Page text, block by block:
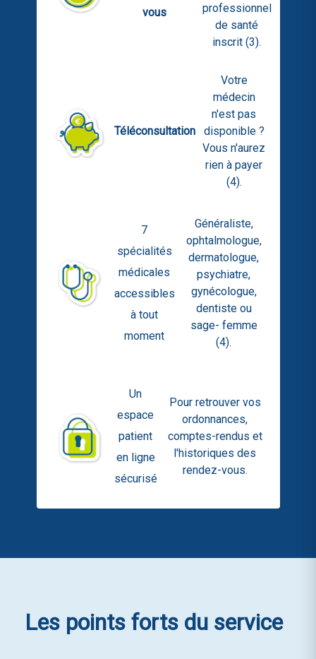
vous
professionnel
de santé
inscrit (3).
Téléconsultation
Votre
médecin
n'est pas
disponible ?
Vous n'aurez
rien à payer
(4).
7
spécialités
médicales
accessibles
à tout
moment
Généraliste,
ophtalmologue,
dermatologue,
psychiatre,
gynécologue,
dentiste ou
sage- femme
(4).
Un
espace
patient
en ligne
sécurisé
Pour retrouver vos
ordonnances,
comptes-rendus et
l'historiques des
rendez-vous.
Les points forts du service